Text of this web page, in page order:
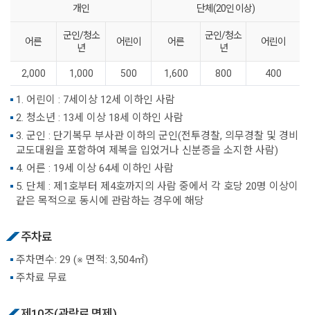
개인
단체(20인 이상)
어른
군인/청소
년
어린이 어른
군인/청소
년
어린이
2,000 1,000 500 1,600 800 400
1. 어린이 : 7세이상 12세 이하인 사람
2. 청소년 : 13세 이상 18세 이하인 사람
3. 군인 : 단기복무 부사관 이하의 군인(전투경찰, 의무경찰 및 경비
교도대원을 포함하여 제복을 입었거나 신분증을 소지한 사람)
4. 어른 : 19세 이상 64세 이하인 사람
5. 단체 : 제1호부터 제4호까지의 사람 중에서 각 호당 20명 이상이
같은 목적으로 동시에 관람하는 경우에 해당
주차료
주차면수: 29 (※ 면적: 3,504㎡)
주차료 무료